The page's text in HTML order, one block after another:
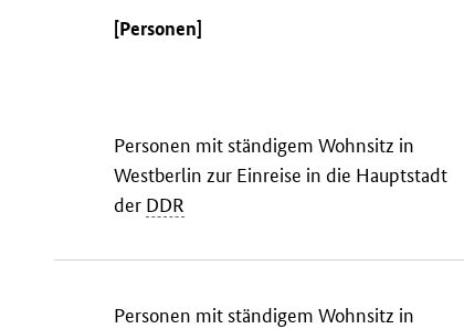
[Personen]
Personen mit ständigem Wohnsitz in
Westberlin zur Einreise in die Hauptstadt
der DDR
Personen mit ständigem Wohnsitz in